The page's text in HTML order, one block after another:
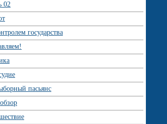
02
государства
пасьянс